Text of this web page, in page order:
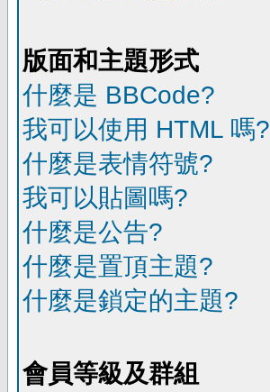
版面和主題形式
什麼是 BBCode?
我可以使用 HTML 嗎?
什麼是表情符號?
我可以貼圖嗎?
什麼是公告?
什麼是置頂主題?
什麼是鎖定的主題?
會員等級及群組